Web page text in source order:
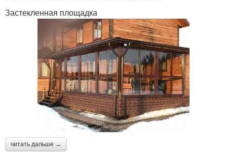
Застекленная площадка
читать дальше →